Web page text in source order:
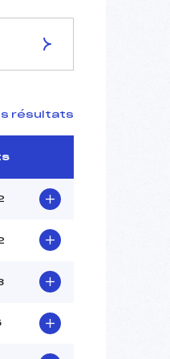
–
5,0 km
résultats